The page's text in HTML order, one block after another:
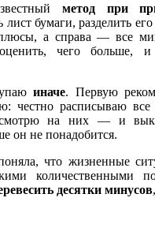
метод при
лист бумаги, разделить
а справа — все
оценить, чего больше,
иначе. Первую
честно расписываю
смотрю на них — и
он не понадобится.
что жизненные
количественными
десятки минусов